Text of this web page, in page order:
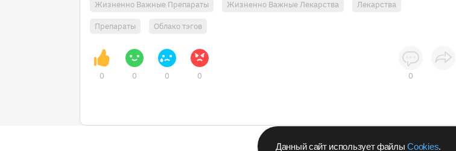
Данный сайт использует файлыCookies.
Жизненно Важные Препараты Жизненно Важные Лекарства Лекарства
Препараты Облако тэгов
0 0 0 0 0